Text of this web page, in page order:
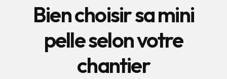
Bien choisir sa mini
pelle selon votre
chantier